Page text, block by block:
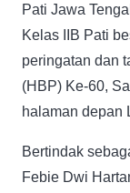
Pati Jawa
Kelas IIB Pati
peringatan dan
(HBP) Ke-60,
halaman depan
Bertindak
Febie Dwi